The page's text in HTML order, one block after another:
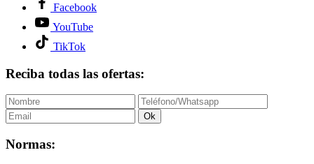
Facebook
YouTube
TikTok
Reciba todas las ofertas:
Ok
Normas: